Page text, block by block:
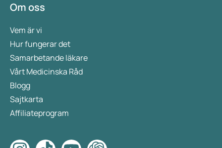
Om oss
Vem är vi
Hur fungerar det
Samarbetande läkare
Vårt Medicinska Råd
Blogg
Sajtkarta
Affiliateprogram